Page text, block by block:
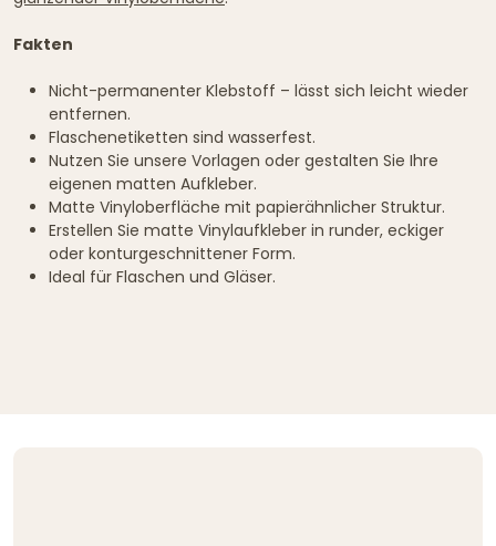
Fakten
Nicht-permanenter Klebstoff – lässt sich leicht wieder
entfernen.
Flaschenetiketten sind wasserfest.
Nutzen Sie unsere Vorlagen oder gestalten Sie Ihre
eigenen matten Aufkleber.
Matte Vinyloberfläche mit papierähnlicher Struktur.
Erstellen Sie matte Vinylaufkleber in runder, eckiger
oder konturgeschnittener Form.
Ideal für Flaschen und Gläser.